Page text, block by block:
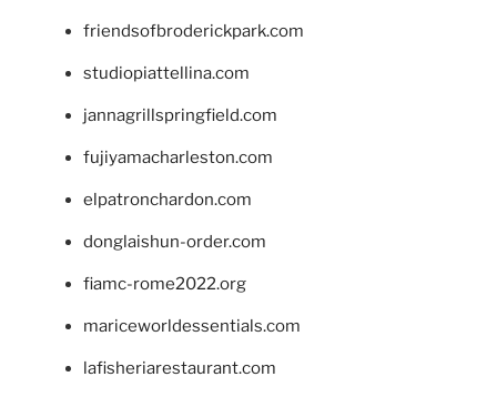
friendsofbroderickpark.com
studiopiattellina.com
jannagrillspringfield.com
fujiyamacharleston.com
elpatronchardon.com
donglaishun-order.com
fiamc-rome2022.org
mariceworldessentials.com
lafisheriarestaurant.com